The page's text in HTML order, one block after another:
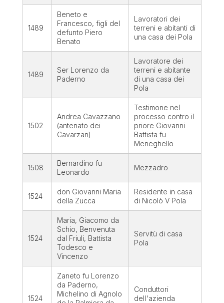
1489
Beneto e
Francesco, figli del
defunto Piero
Benato
Lavoratori dei
terreni e abitanti di
una casa dei Pola
1489
Ser Lorenzo da
Paderno
Lavoratore dei
terreni e abitante
di una casa dei
Pola
1502
Andrea Cavazzano
(antenato dei
Cavarzan)
Testimone nel
processo contro il
priore Giovanni
Battista fu
Meneghello
1508
Bernardino fu
Leonardo
Mezzadro
1524
don Giovanni Maria
della Zucca
Residente in casa
di Nicolò V Pola
1524
Maria, Giacomo da
Schio, Benvenuta
dal Friuli, Battista
Todesco e
Vincenzo
Servitù di casa
Pola
1524
Zaneto fu Lorenzo
da Paderno,
Michelino di Agnolo
Conduttori
dell'azienda